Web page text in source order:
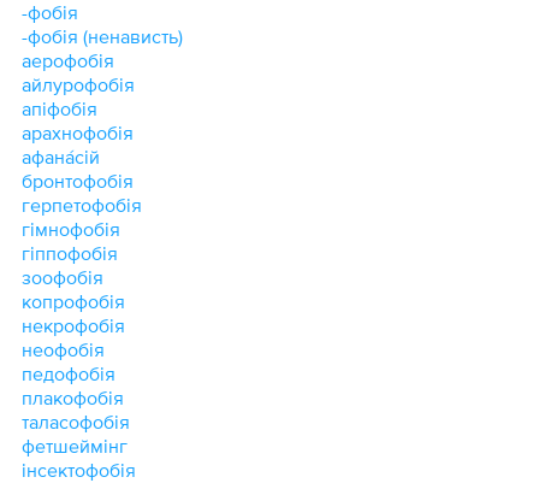
-фобія
-фобія (ненависть)
аерофобія
айлурофобія
апіфобія
арахнофобія
афана́сій
бронтофобія
герпетофобія
гімнофобія
гіппофобія
зоофобія
копрофобія
некрофобія
неофобія
педофобія
плакофобія
таласофобія
фетшеймінг
інсектофобія